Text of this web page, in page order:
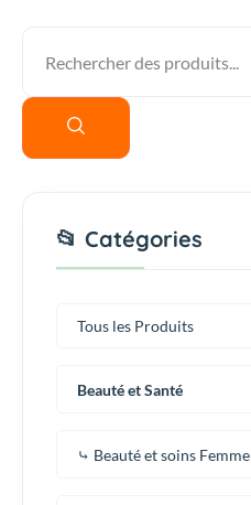
📂 Catégories
Tous les Produits
Beauté et Santé
⤷ Beauté et soins Femme